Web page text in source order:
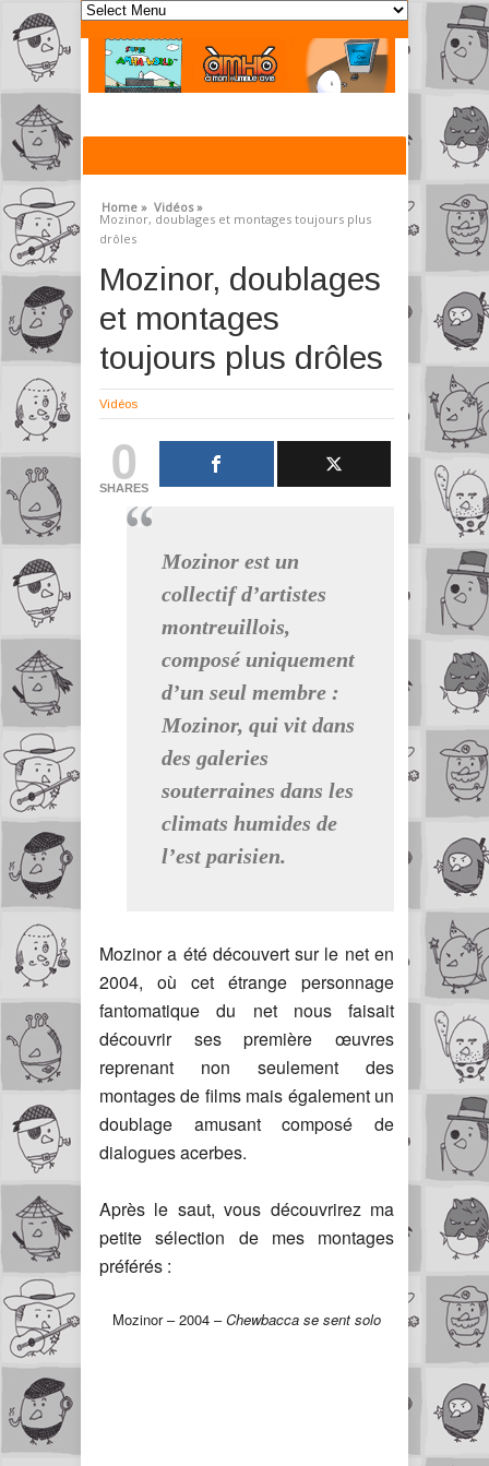
Home » Vidéos »
Mozinor, doublages et montages toujours plus
drôles
Mozinor, doublages
et montages
toujours plus drôles
Vidéos
0
SHARES
Mozinor est un
collectif d’artistes
montreuillois,
composé uniquement
d’un seul membre :
Mozinor, qui vit dans
des galeries
souterraines dans les
climats humides de
l’est parisien.
Mozinor a été découvert sur le net en
2004, où cet étrange personnage
fantomatique du net nous faisait
découvrir ses première œuvres
reprenant non seulement des
montages de films mais également un
doublage amusant composé de
dialogues acerbes.
Après le saut, vous découvrirez ma
petite sélection de mes montages
préférés :
Mozinor – 2004 –Chewbacca se sent solo